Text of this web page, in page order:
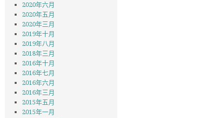
2020年六月
2020年五月
2020年三月
2019年十月
2019年八月
2018年三月
2016年十月
2016年七月
2016年六月
2016年三月
2015年五月
2015年一月